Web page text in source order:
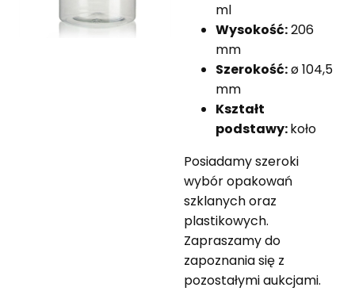
ml
Wysokość:206
mm
Szerokość:ø 104,5
mm
Kształt
podstawy:koło
Posiadamy szeroki
wybór opakowań
szklanych oraz
plastikowych.
Zapraszamy do
zapoznania się z
pozostałymi aukcjami.